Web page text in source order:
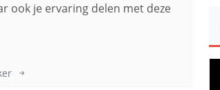
ook je ervaring delen met deze